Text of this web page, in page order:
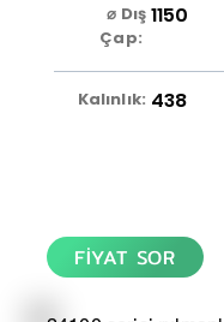
⌀ Dış
Çap:
1150
Kalınlık: 438
FİYAT SOR